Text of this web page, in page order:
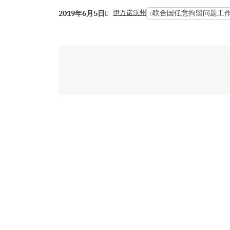
2019年6月5日 伊万诺沃州 联合国任意拘留问题工